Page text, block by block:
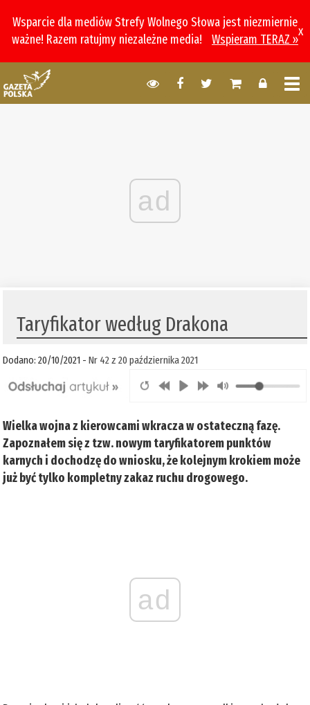
Wsparcie dla mediów Strefy Wolnego Słowa jest niezmiernie
ważne! Razem ratujmy niezależne media!
Wspieram TERAZ »
x
ad
Taryfikator według Drakona
Dodano: 20/10/2021 -Nr 42 z 20 października 2021
Wielka wojna z kierowcami wkracza w ostateczną fazę.
Zapoznałem się z tzw. nowym taryfikatorem punktów
karnych i dochodzę do wniosku, że kolejnym krokiem może
już być tylko kompletny zakaz ruchu drogowego.
ad